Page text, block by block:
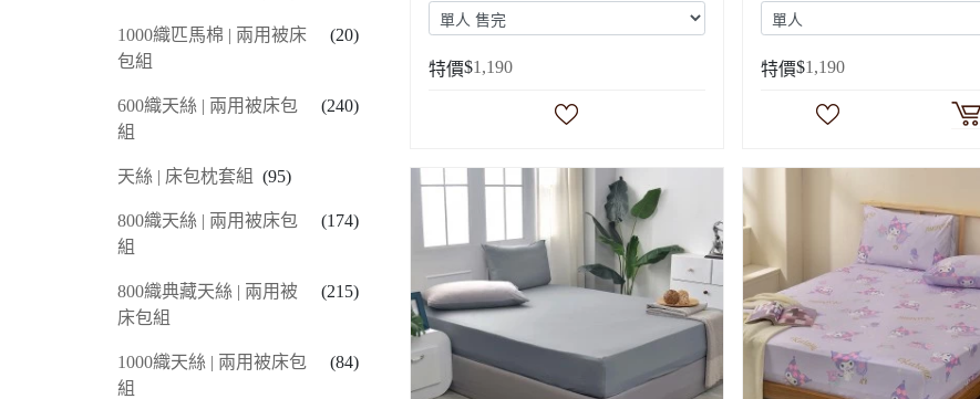
1000織匹馬棉 | 兩用被床
包組
(20)
600織天絲 | 兩用被床包
組
(240)
天絲 | 床包枕套組 (95)
800織天絲 | 兩用被床包
組
(174)
800織典藏天絲 | 兩用被
床包組
(215)
1000織天絲 | 兩用被床包
組
(84)
特價$1,190 特價$1,190